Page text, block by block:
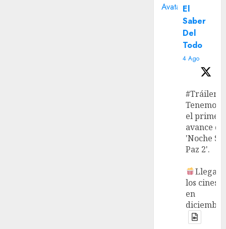
Avatar El
Saber
Del
Todo
4 Ago
#Tráiler
Tenemos
el primer
avance de
'Noche
Paz 2'.
Llega a
los cines
en